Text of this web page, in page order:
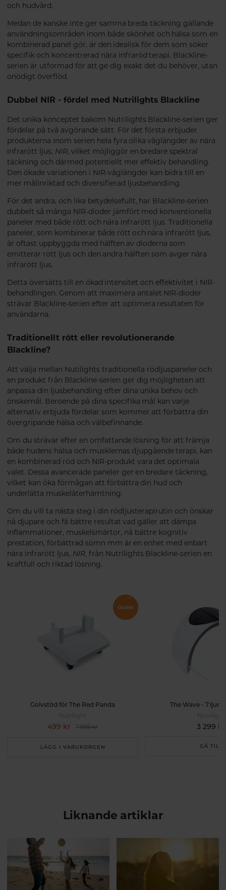
och hudvård.
Medan de kanske inte ger samma breda täckning gällande
användningsområden inom både skönhet och hälsa som en
kombinerad panel gör, är den idealisk för dem som söker
specifik och koncentrerad nära infraröd terapi. Blackline-
serien är utformad för att ge dig exakt det du behöver, utan
onödigt överflöd.
Dubbel NIR - fördel med Nutrilights Blackline
Det unika konceptet bakom Nutrilights Blackline-serien ger
fördelar på två avgörande sätt. För det första erbjuder
produkterna inom serien hela fyra olika våglängder av nära
infrarött ljus, NIR, vilket möjliggör en bredare spektral
täckning och därmed potentiellt mer effektiv behandling.
Den ökade variationen i NIR-våglängder kan bidra till en
mer målinriktad och diversifierad ljusbehandling.
För det andra, och lika betydelsefullt, har Blackline-serien
dubbelt så många NIR-dioder jämfört med konventionella
paneler med både rött och nära infrarött ljus. Traditionella
paneler, som kombinerar både rött och nära infrarött ljus,
är oftast uppbyggda med hälften av dioderna som
emitterar rött ljus och den andra hälften som avger nära
infrarött ljus.
Detta översätts till en ökad intensitet och effektivitet i NIR-
behandlingen. Genom att maximera antalet NIR-dioder
strävar Blackline-serien efter att optimera resultaten för
användarna.
Traditionellt rött eller revolutionerande
Blackline?
Att välja mellan Nutilights traditionella rödljuspaneler och
en produkt från Blackline-serien ger dig möjligheten att
anpassa din ljusbehandling efter dina unika behov och
önskemål. Beroende på dina specifika mål kan varje
alternativ erbjuda fördelar som kommer att förbättra din
övergripande hälsa och välbefinnande.
Om du strävar efter en omfattande lösning för att främja
både hudens hälsa och musklernas djupgående terapi, kan
en kombinerad röd och NIR-produkt vara det optimala
valet. Dessa avancerade paneler ger en bredare täckning,
vilket kan öka förmågan att förbättra din hud och
underlätta muskelåterhämtning.
Om du vill ta nästa steg i din rödljusterapirutin och önskar
nå djupare och få bättre resultat vad gäller att dämpa
inflammationer, muskelsmärtor, nå bättre kognitiv
prestation, förbättrad sömn mm är en enhet med enbart
nära infrarött ljus, NIR, från Nutrilights Blackline-serien en
kraftfull och riktad lösning.
Golvstöd för The Red Panda
Nutrilight
499 kr 1 999 kr
LÄGG I VARUKORGEN
The Wave - 7
Nutrilight
3 299 kr
GÅ TILL
Liknande artiklar